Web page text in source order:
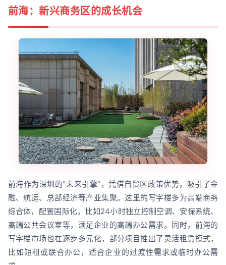
前海：新兴商务区的成长机会
前海作为深圳的“未来引擎”，凭借自贸区政策优势，吸引了金
融、航运、总部经济等产业集聚。这里的写字楼多为高端商务
综合体，配置国际化，比如24小时独立控制空调、安保系统、
高端公共会议室等，满足企业的高端办公需求。同时，前海的
写字楼市场也在逐步多元化，部分项目推出了灵活租赁模式，
比如短租或联合办公，适合企业的过渡性需求或临时办公需